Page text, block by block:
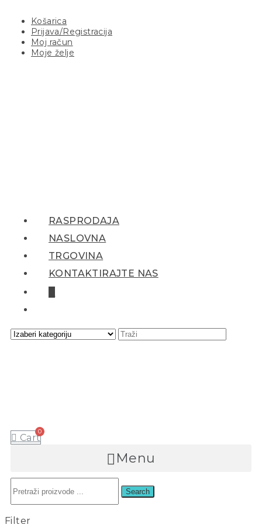
Košarica
Prijava/Registracija
Moj račun
Moje želje
RASPRODAJA
NASLOVNA
TRGOVINA
KONTAKTIRAJTE NAS
Cart
Menu
Search
Filter